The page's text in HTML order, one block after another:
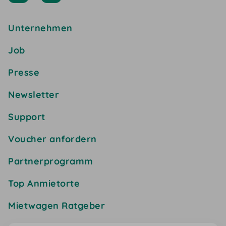
Unternehmen
Job
Presse
Newsletter
Support
Voucher anfordern
Partnerprogramm
Top Anmietorte
Mietwagen Ratgeber